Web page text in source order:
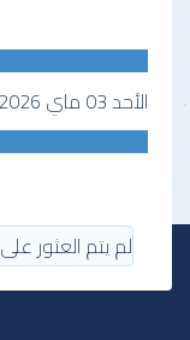
الأحد 03 ماي 2026
لم يتم العثور